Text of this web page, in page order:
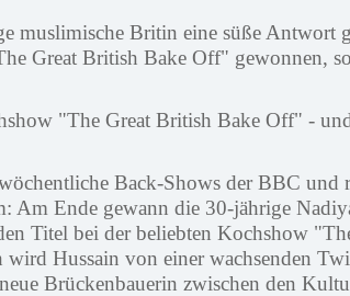
muslimische Britin eine süße Antwort
Great British Bake Off" gewonnen,
"The Great British Bake Off" -
Back-Shows der BBC und
Ende gewann die 30-jährige
Titel bei der beliebten Kochshow
Hussain von einer wachsenden
Brückenbauerin zwischen den